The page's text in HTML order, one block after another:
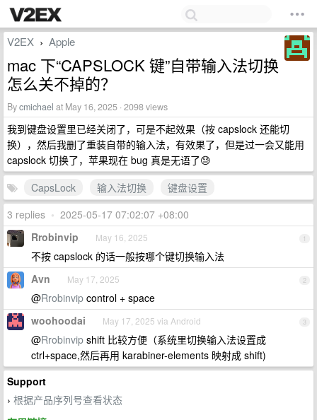
V2EX › Apple
mac 下“CAPSLOCK 键”自带输入法切换
怎么关不掉的？
Bycmichael at May 16, 2025 · 2098 views
我到键盘设置里已经关闭了，可是不起效果（按 capslock 还能切
换），然后我删了重装自带的输入法，有效果了，但是过一会又能用
capslock 切换了，苹果现在 bug 真是无语了😓
CapsLock
输入法切换
键盘设置
3 replies • 2025-05-17 07:02:07 +08:00
1
Rrobinvip May 16, 2025
不按 capslock 的话一般按哪个键切换输入法
2
Avn May 17, 2025
@Rrobinvip control + space
3
woohoodai May 17, 2025 via Android
@Rrobinvip shift 比较方便（系统里切换输入法设置成
ctrl+space,然后再用 karabiner-elements 映射成 shift)
Support
› 根据产品序列号查看状态